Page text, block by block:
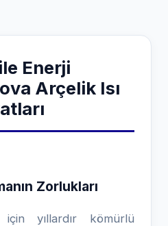
Enerji
Arçelik Isı
Zorlukları
için yıllardır kömürlü